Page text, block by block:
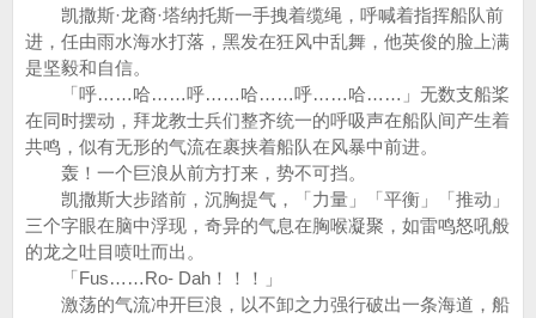
凯撒斯·龙裔·塔纳托斯一手拽着缆绳，呼喊着指挥船队前
进，任由雨水海水打落，黑发在狂风中乱舞，他英俊的脸上满
是坚毅和自信。
「呼……哈……呼……哈……呼……哈……」无数支船桨
在同时摆动，拜龙教士兵们整齐统一的呼吸声在船队间产生着
共鸣，似有无形的气流在裹挟着船队在风暴中前进。
轰！一个巨浪从前方打来，势不可挡。
凯撒斯大步踏前，沉胸提气，「力量」「平衡」「推动」
三个字眼在脑中浮现，奇异的气息在胸喉凝聚，如雷鸣怒吼般
的龙之吐目喷吐而出。
「Fus……Ro- Dah！！！」
激荡的气流冲开巨浪，以不卸之力强行破出一条海道，船